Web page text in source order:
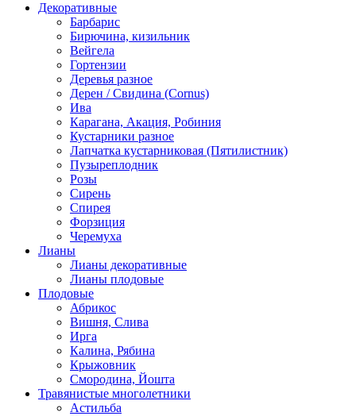
Декоративные
Барбарис
Бирючина, кизильник
Вейгела
Гортензии
Деревья разное
Дерен / Свидина (Cornus)
Ива
Карагана, Акация, Робиния
Кустарники разное
Лапчатка кустарниковая (Пятилистник)
Пузыреплодник
Розы
Сирень
Спирея
Форзиция
Черемуха
Лианы
Лианы декоративные
Лианы плодовые
Плодовые
Абрикос
Вишня, Слива
Ирга
Калина, Рябина
Крыжовник
Смородина, Йошта
Травянистые многолетники
Астильба